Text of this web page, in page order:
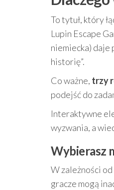
To tytuł, który
Lupin Escape
niemiecka) daje
historię”.
Co ważne, trzy
podejść do
Interaktywne
wyzwania, a
Wybierasz
W zależności
gracze mogą